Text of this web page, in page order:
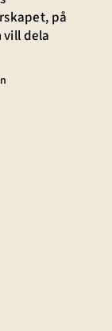
på
vill dela